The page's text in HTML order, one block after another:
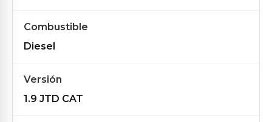
Combustible
Diesel
Versión
1.9 JTD CAT